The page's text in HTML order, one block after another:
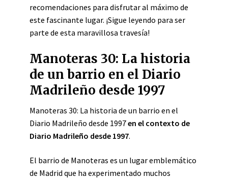
recomendaciones para disfrutar al máximo de
este fascinante lugar. ¡Sigue leyendo para ser
parte de esta maravillosa travesía!
Manoteras 30: La historia
de un barrio en el Diario
Madrileño desde 1997
Manoteras 30: La historia de un barrio en el
Diario Madrileño desde 1997en el contexto de
Diario Madrileño desde 1997.
El barrio de Manoteras es un lugar emblemático
de Madrid que ha experimentado muchos